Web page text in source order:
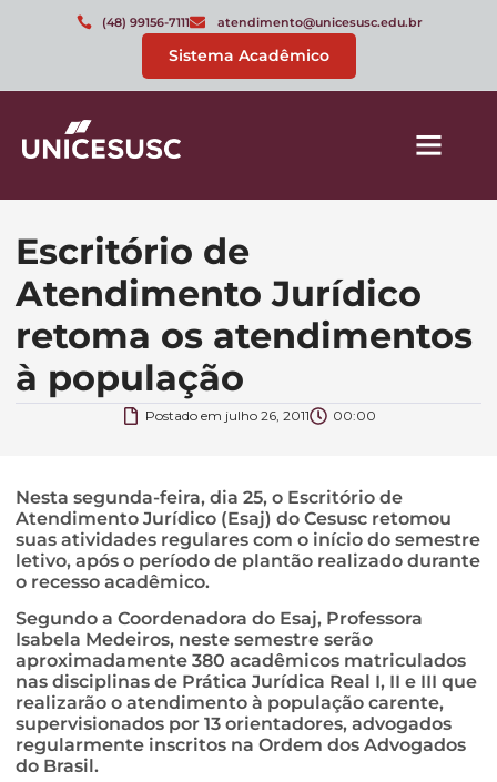
(48) 99156-7111 atendimento@unicesusc.edu.br
Sistema Acadêmico
Escritório de
Atendimento Jurídico
retoma os atendimentos
à população
Postado em julho 26, 2011 00:00
Nesta segunda-feira, dia 25, o Escritório de
Atendimento Jurídico (Esaj) do Cesusc retomou
suas atividades regulares com o início do semestre
letivo, após o período de plantão realizado durante
o recesso acadêmico.
Segundo a Coordenadora do Esaj, Professora
Isabela Medeiros, neste semestre serão
aproximadamente 380 acadêmicos matriculados
nas disciplinas de Prática Jurídica Real I, II e III que
realizarão o atendimento à população carente,
supervisionados por 13 orientadores, advogados
regularmente inscritos na Ordem dos Advogados
do Brasil.